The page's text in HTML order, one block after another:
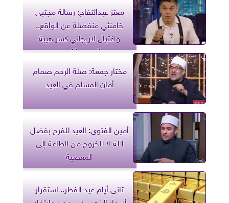
معتز عبدالتفاح: رسالة مجتبى
خامنئي منفصلة عن الواقع..
واغتيال لاريجاني كسر هيبة
الحرس الثوري
مختار جمعة: صلة الرحم صمام
أمان المسلم في العيد
أمين الفتوى: العيد للفرح بفضل
الله لا للخروج من الطاعة إلى
المعصية
ثانى أيام عيد الفطر.. استقرار